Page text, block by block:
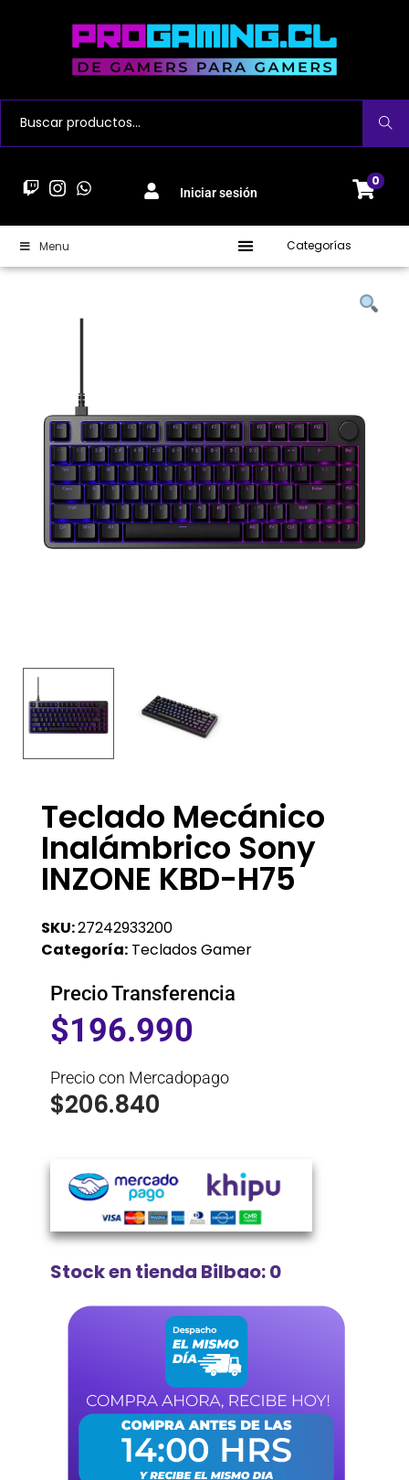
Buscar
Iniciar sesión
0
Menu Categorías
Teclado Mecánico
Inalámbrico Sony
INZONE KBD-H75
SKU:27242933200
Categoría: Teclados Gamer
Precio Transferencia
$196.990
Precio con Mercadopago
$206.840
Stock en tienda Bilbao: 0